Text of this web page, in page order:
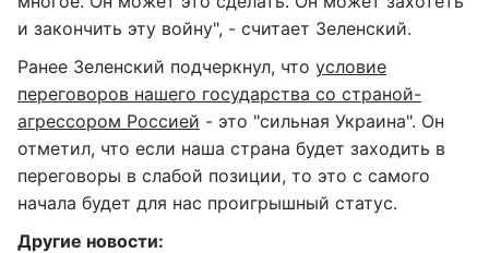
и закончить эту войну", - считает Зеленский.
Ранее Зеленский подчеркнул, что условие
переговоров нашего государства со страной-
агрессором Россией - это "сильная Украина". Он
отметил, что если наша страна будет заходить в
переговоры в слабой позиции, то это с самого
начала будет для нас проигрышный статус.
Другие новости: